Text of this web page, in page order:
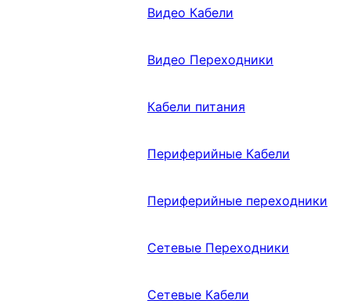
Видео Кабели
Видео Переходники
Кабели питания
Периферийные Кабели
Периферийные переходники
Сетевые Переходники
Сетевые Кабели